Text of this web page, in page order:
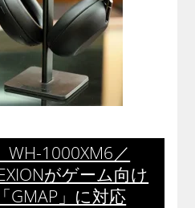
WH-1000XM6／
がゲーム向け
GMAP」に対応